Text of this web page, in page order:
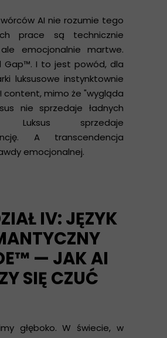
AI nie rozumie tego
prace są technicznie
emocjonalnie martwe.
Gap™. I to jest powód, dla
luksusowe instynktownie
content, mimo że "wygląda
nie sprzedaje ładnych
Luksus sprzedaje
A transcendencja
emocjonalnej.
IV: JĘZYK
— JAK AI
SIĘ CZUĆ
głęboko. W świecie, w